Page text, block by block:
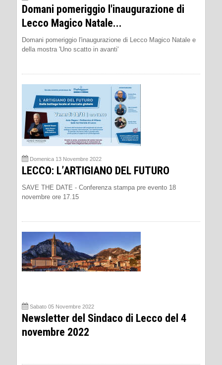
Domani pomeriggio l'inaugurazione di
Lecco Magico Natale...
Domani pomeriggio l'inaugurazione di Lecco Magico Natale e
della mostra 'Uno scatto in avanti'
Domenica 13 Novembre 2022
LECCO: L’ARTIGIANO DEL FUTURO
SAVE THE DATE - Conferenza stampa pre evento 18
novembre ore 17.15
Sabato 05 Novembre 2022
Newsletter del Sindaco di Lecco del 4
novembre 2022